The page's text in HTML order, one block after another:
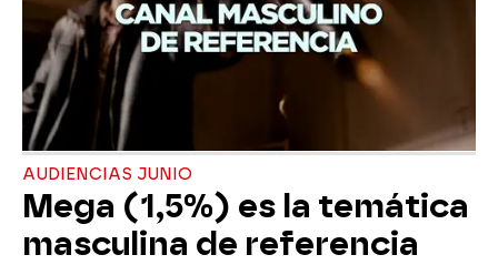
AUDIENCIAS JUNIO
Mega (1,5%) es la temática
masculina de referencia